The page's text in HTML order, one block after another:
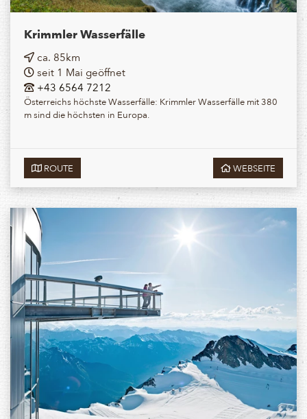
Krimmler Wasserfälle
ca. 85km
seit 1 Mai geöffnet
+43 6564 7212
Österreichs höchste Wasserfälle: Krimmler Wasserfälle mit 380
m sind die höchsten in Europa.
ROUTE WEBSEITE